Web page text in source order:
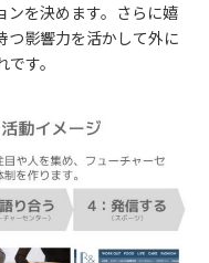
ンを決めます。さらに嬉
つ影響力を活かして外に
す。